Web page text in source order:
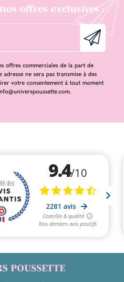
offres exclusives :
offres commerciales de la part de
adresse ne sera pas transmise à des
votre consentement à tout moment
.
POUSSETTE